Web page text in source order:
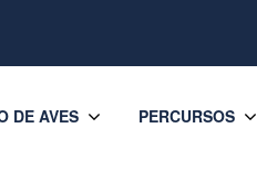
DE AVES PERCURSOS